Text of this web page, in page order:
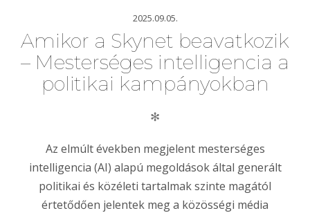
2025.09.05.
Amikor a Skynet beavatkozik
– Mesterséges intelligencia a
politikai kampányokban
✻
Az elmúlt években megjelent mesterséges
intelligencia (AI) alapú megoldások által generált
politikai és közéleti tartalmak szinte magától
értetődően jelentek meg a közösségi média